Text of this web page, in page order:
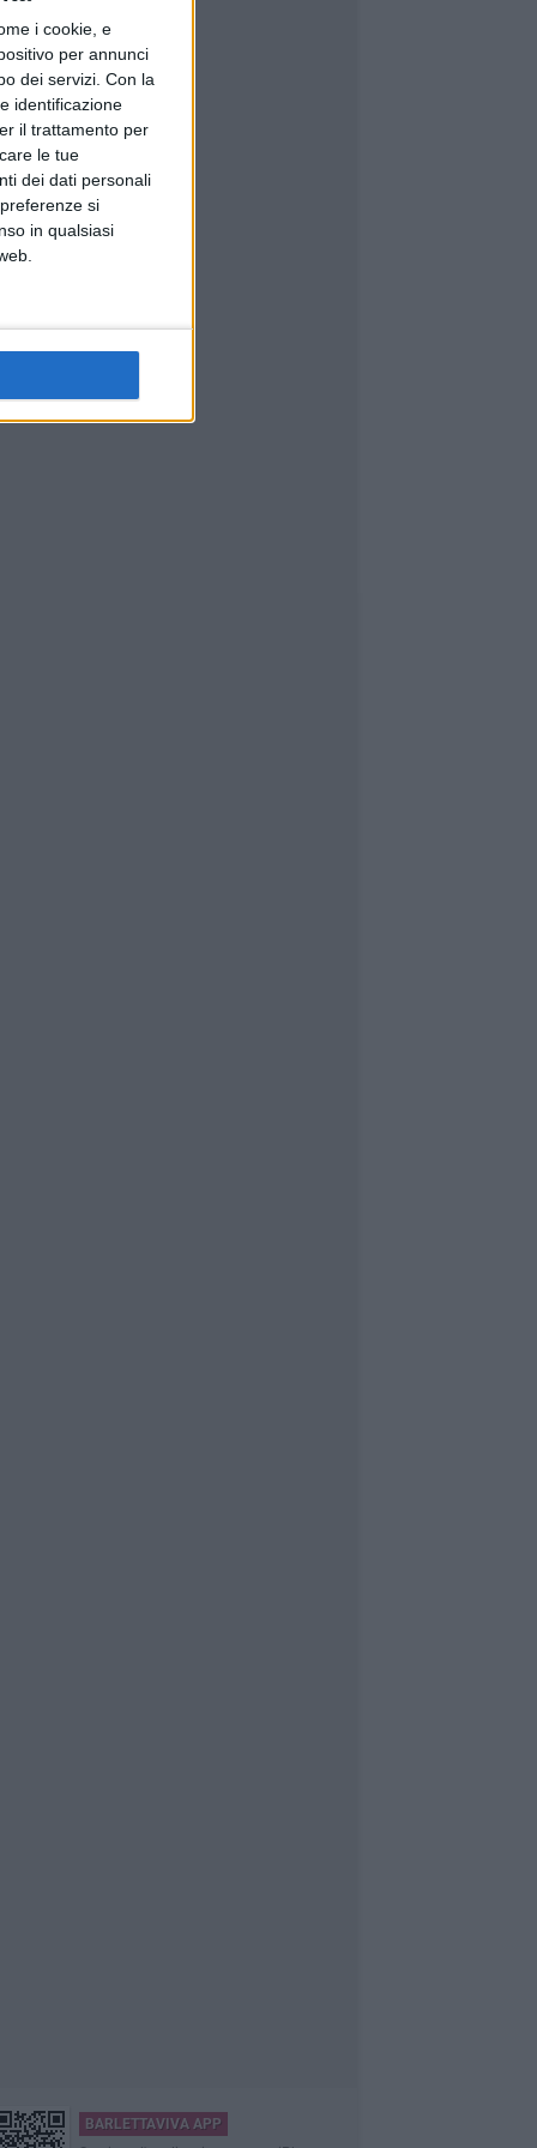
i cookie, e
per annunci
dei servizi. Con la
identificazione
il trattamento per
le tue
dei dati personali
si
in qualsiasi
BARLETTAVIVA APP